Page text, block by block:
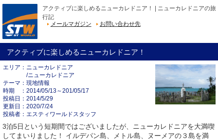
アクティブに楽しめるニューカレドニア！ | ニューカレドニアの旅
行記
メールマガジン
お問い合わせ先
アクティブに楽しめるニューカレドニア！
エリア
ニューカレドニア
/ニューカレドニア
テーマ
現地情報
時期
2014/05/13～201/05/17
投稿日
2014/5/29
更新日
2020/7/24
投稿者
エスティワールドスタッフ
3泊5日という短期間ではございましたが、ニューカレドニアを大満喫
してまいりました！ イルデパン島、メトル島、ヌーメアの３島を満